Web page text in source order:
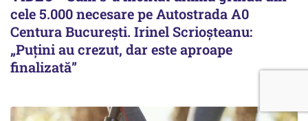
cele 5.000 necesare pe Autostrada A0
Centura București. Irinel Scrioșteanu:
„Puțini au crezut, dar este aproape
finalizată”